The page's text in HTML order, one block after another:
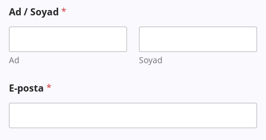
Ad / Soyad*
Ad Soyad
E-posta*